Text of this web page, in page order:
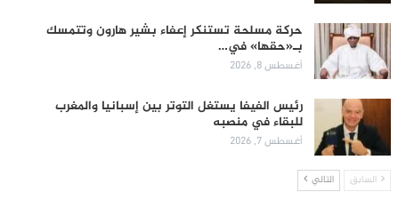
حركة مسلحة تستنكر إعفاء بشير هارون وتتمسك
بـ«حقها» في…
أغسطس 8, 2026
رئيس الفيفا يستغل التوتر بين إسبانيا والمغرب
للبقاء في منصبه
أغسطس 7, 2026
السابق التالي